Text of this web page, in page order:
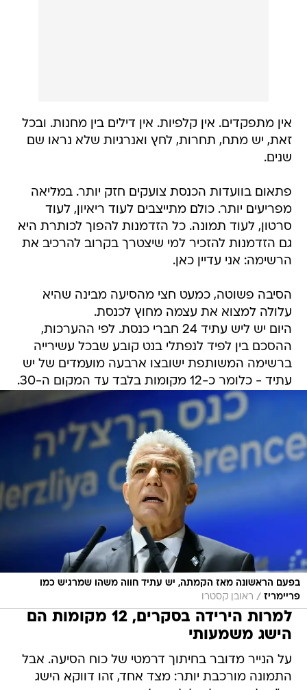
אין מתפקדים. אין קלפיות. אין דילים בין מחנות. ובכל
זאת, יש מתח, תחרות, לחץ ואנרגיות שלא נראו שם
שנים.
פתאום בוועדות הכנסת צועקים חזק יותר. במליאה
מפריעים יותר. כולם מתייצבים לעוד ריאיון, לעוד
סרטון, לעוד תמונה. כל הזדמנות להפוך לכותרת היא
גם הזדמנות להזכיר למי שיצטרך בקרוב להרכיב את
הרשימה: אני עדיין כאן.
הסיבה פשוטה, כמעט חצי מהסיעה מבינה שהיא
עלולה למצוא את עצמה מחוץ לכנסת.
היום יש ליש עתיד 24 חברי כנסת. לפי ההערכות,
ההסכם בין לפיד לנפתלי בנט קובע שבכל עשירייה
ברשימה המשותפת ישובצו ארבעה מועמדים של יש
עתיד - כלומר כ-12 מקומות בלבד עד המקום ה-30.
בפעם הראשונה מאז הקמתה, יש עתיד חווה משהו שמרגיש כמו
פריימריז / ראובן קסטרו
למרות הירידה בסקרים, 12 מקומות הם
הישג משמעותי
על הנייר מדובר בחיתוך דרמטי של כוח הסיעה. אבל
התמונה מורכבת יותר: מצד אחד, זהו דווקא הישג